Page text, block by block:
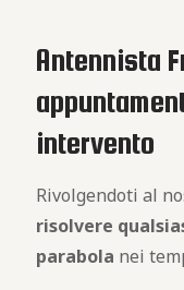
Antennista
intervento
Rivolgendoti al
risolvere
parabola nei